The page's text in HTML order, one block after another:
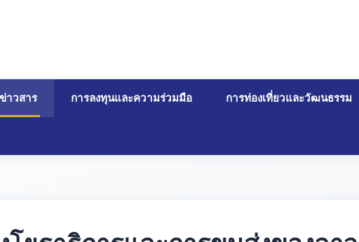
าวสาร การลงทุนและความร่วมมือ การท่องเที่ยวและวัฒนธรรม